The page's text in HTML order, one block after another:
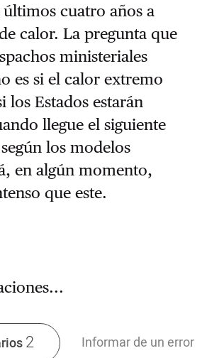
cuatro años a
calor. La pregunta que
ministeriales
es si el calor extremo
los Estados estarán
llegue el siguiente
los modelos
en algún momento,
que este.
2 Informar de un error